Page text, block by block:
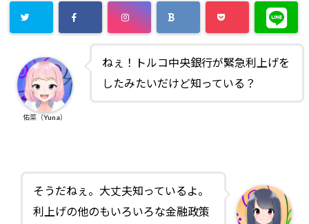
ねぇ！トルコ中央銀行が緊急利上げを
したみたいだけど知っている？
佑菜（Yuna）
そうだねぇ。大丈夫知っているよ。
利上げの他のもいろいろな金融政策